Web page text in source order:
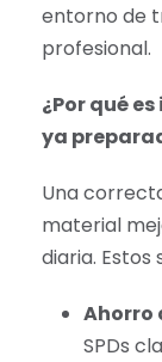
entorno de
profesional.
¿Por qué
ya
Una
material
diaria. Estos
Ahorro
SPDs